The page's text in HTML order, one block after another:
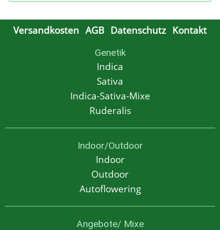
Versandkosten AGB Datenschutz Kontakt
Genetik
Indica
Sativa
Indica-Sativa-Mixe
Ruderalis
Indoor/Outdoor
Indoor
Outdoor
Autoflowering
Angebote/ Mixe